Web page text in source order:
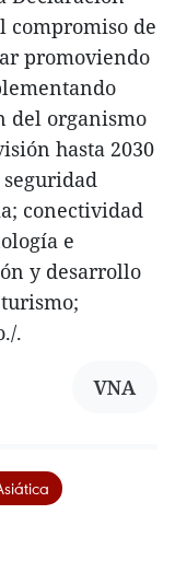
compromiso de
promoviendo
del organismo
hasta 2030
conectividad
e
y desarrollo
.
VNA